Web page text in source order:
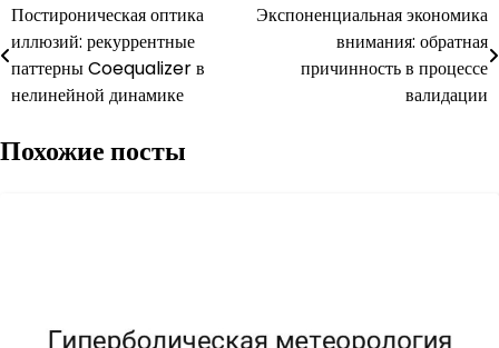
Навигация
по
записям
Постироническая оптика
иллюзий: рекуррентные
паттерны Coequalizer в
нелинейной динамике
Экспоненциальная экономика
внимания: обратная
причинность в процессе
валидации
Похожие посты